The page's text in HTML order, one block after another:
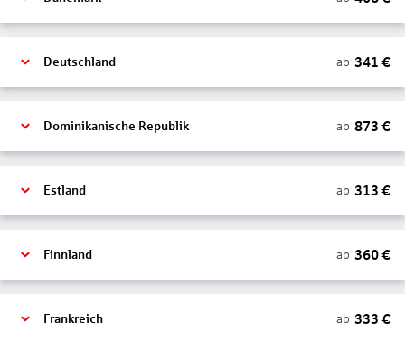
Deutschland ab 341 €
Dominikanische Republik ab 873 €
Estland ab 313 €
Finnland ab 360€
Frankreich ab 333 €